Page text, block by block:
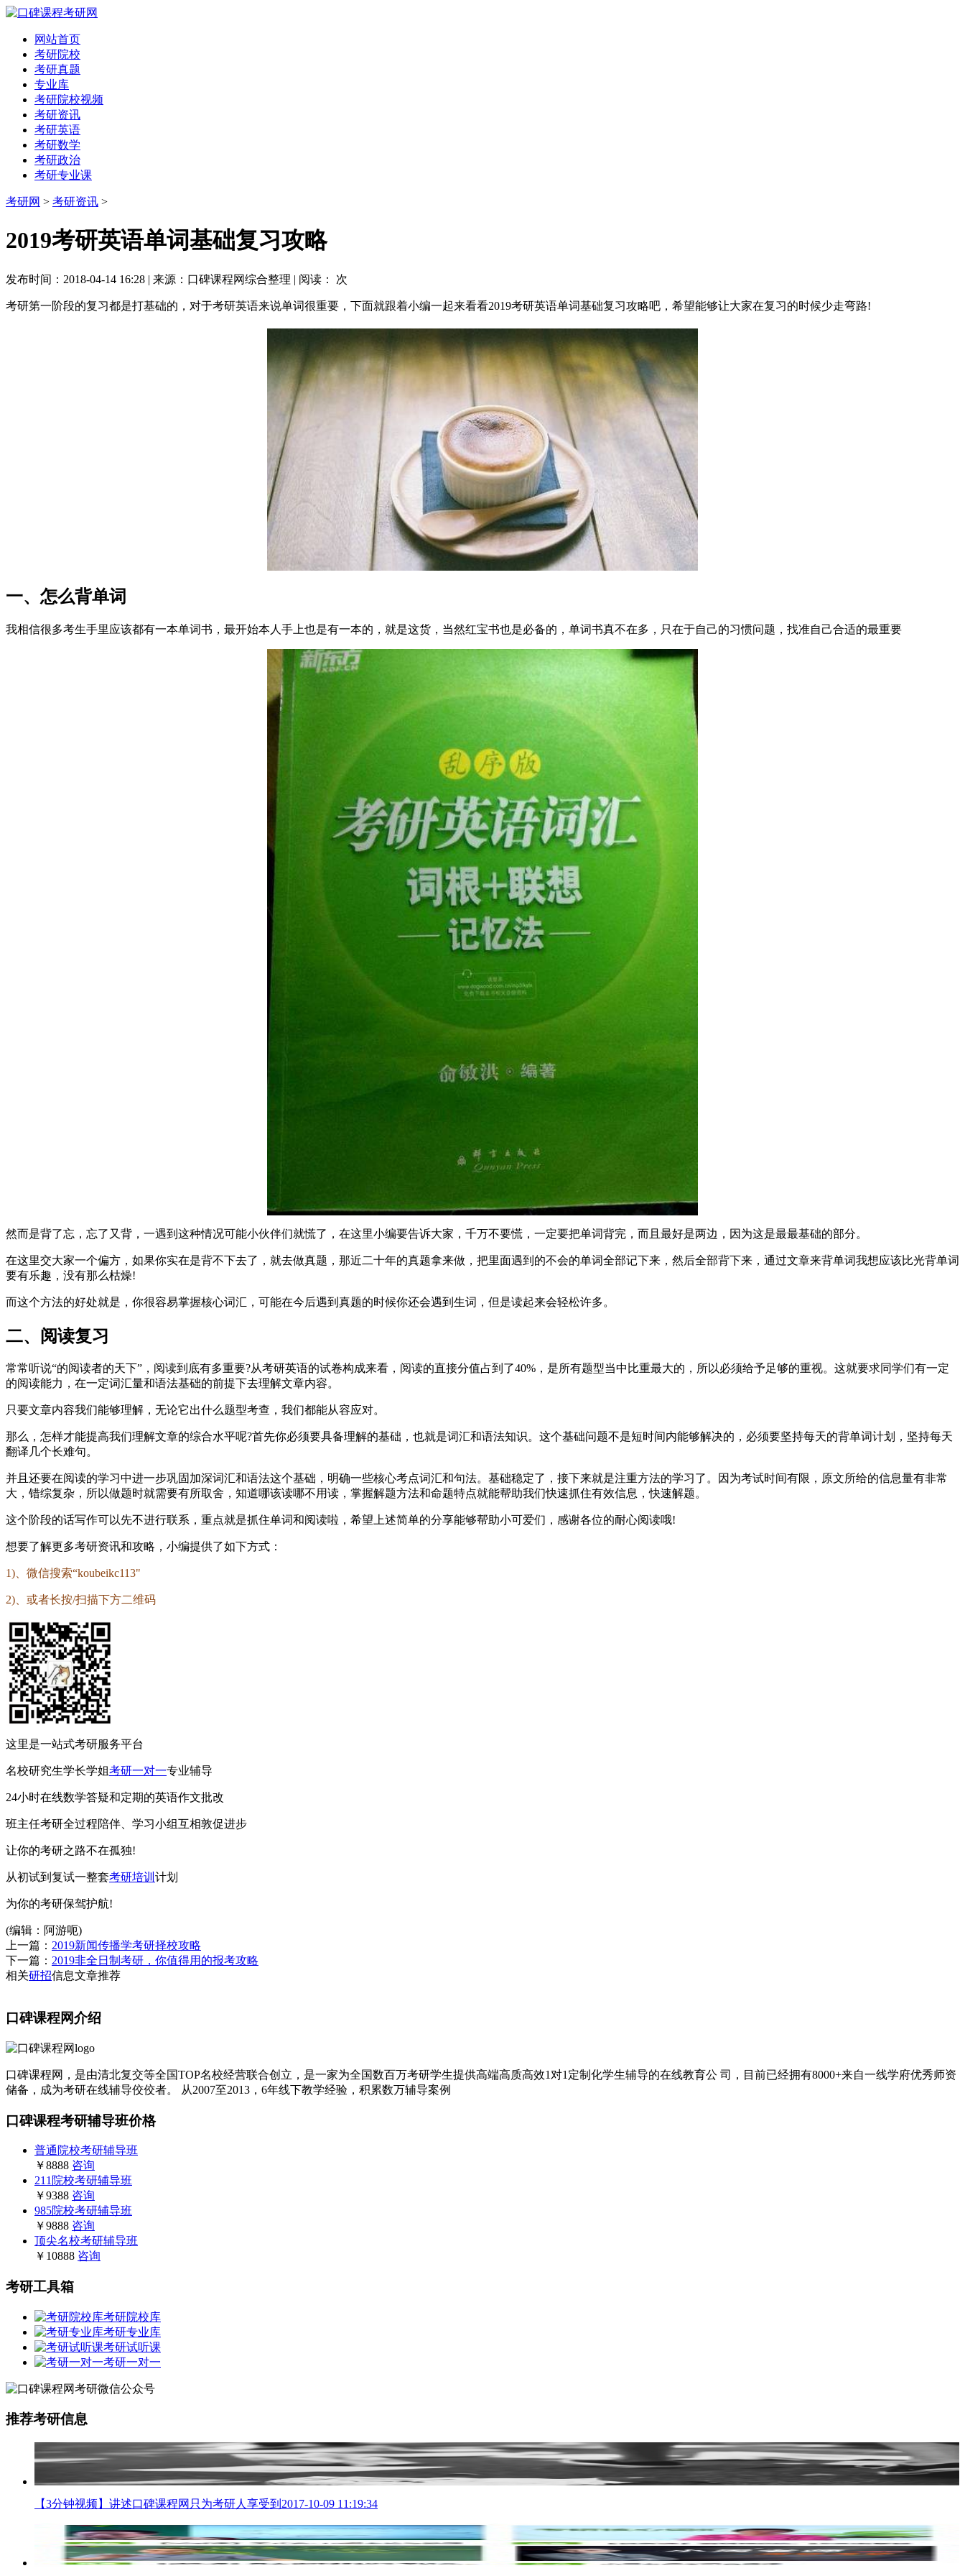
网站首页
考研院校
考研真题
专业库
考研院校视频
考研资讯
考研英语
考研数学
考研政治
考研专业课
考研网 > 考研资讯 >
2019考研英语单词基础复习攻略
发布时间：2018-04-14 16:28 | 来源：口碑课程网综合整理 | 阅读： 次
考研第一阶段的复习都是打基础的，对于考研英语来说单词很重要，下面就跟着小编一起来看看2019考研英语单词基础复习攻略吧，希望能够让大家在复习的时候少走弯路!
一、怎么背单词
我相信很多考生手里应该都有一本单词书，最开始本人手上也是有一本的，就是这货，当然红宝书也是必备的，单词书真不在多，只在于自己的习惯问题，找准自己合适的最重要
然而是背了忘，忘了又背，一遇到这种情况可能小伙伴们就慌了，在这里小编要告诉大家，千万不要慌，一定要把单词背完，而且最好是两边，因为这是最最基础的部分。
在这里交大家一个偏方，如果你实在是背不下去了，就去做真题，那近二十年的真题拿来做，把里面遇到的不会的单词全部记下来，然后全部背下来，通过文章来背单词我想应该比光背单词
要有乐趣，没有那么枯燥!
而这个方法的好处就是，你很容易掌握核心词汇，可能在今后遇到真题的时候你还会遇到生词，但是读起来会轻松许多。
二、阅读复习
常常听说“的阅读者的天下”，阅读到底有多重要?从考研英语的试卷构成来看，阅读的直接分值占到了40%，是所有题型当中比重最大的，所以必须给予足够的重视。这就要求同学们有一定
的阅读能力，在一定词汇量和语法基础的前提下去理解文章内容。
只要文章内容我们能够理解，无论它出什么题型考查，我们都能从容应对。
那么，怎样才能提高我们理解文章的综合水平呢?首先你必须要具备理解的基础，也就是词汇和语法知识。这个基础问题不是短时间内能够解决的，必须要坚持每天的背单词计划，坚持每天
翻译几个长难句。
并且还要在阅读的学习中进一步巩固加深词汇和语法这个基础，明确一些核心考点词汇和句法。基础稳定了，接下来就是注重方法的学习了。因为考试时间有限，原文所给的信息量有非常
大，错综复杂，所以做题时就需要有所取舍，知道哪该读哪不用读，掌握解题方法和命题特点就能帮助我们快速抓住有效信息，快速解题。
这个阶段的话写作可以先不进行联系，重点就是抓住单词和阅读啦，希望上述简单的分享能够帮助小可爱们，感谢各位的耐心阅读哦!
想要了解更多考研资讯和攻略，小编提供了如下方式：
1)、微信搜索“koubeikc113"
2)、或者长按/扫描下方二维码
这里是一站式考研服务平台
名校研究生学长学姐考研一对一专业辅导
24小时在线数学答疑和定期的英语作文批改
班主任考研全过程陪伴、学习小组互相敦促进步
让你的考研之路不在孤独!
从初试到复试一整套考研培训 计划
为你的考研保驾护航!
(编辑：阿游呃)
上一篇： 2019新闻传播学考研择校攻略
下一篇： 2019非全日制考研，你值得用的报考攻略
相关研招信息文章推荐
口碑课程网介绍
口碑课程网，是由清北复交等全国TOP名校经营联合创立，是一家为全国数百万考研学生提供高端高质高效1对1定制化学生辅导的在线教育公 司，目前已经拥有8000+来自一线学府优秀师资
储备，成为考研在线辅导佼佼者。 从2007至2013，6年线下教学经验，积累数万辅导案例
口碑课程考研辅导班价格
普通院校考研辅导班
￥8888 咨询
211院校考研辅导班
￥9388 咨询
985院校考研辅导班
￥9888 咨询
顶尖名校考研辅导班
￥10888 咨询
考研工具箱
考研院校库
考研专业库
考研试听课
考研一对一
推荐考研信息
【3分钟视频】讲述口碑课程网只为考研人享受到 2017-10-09 11:19:34